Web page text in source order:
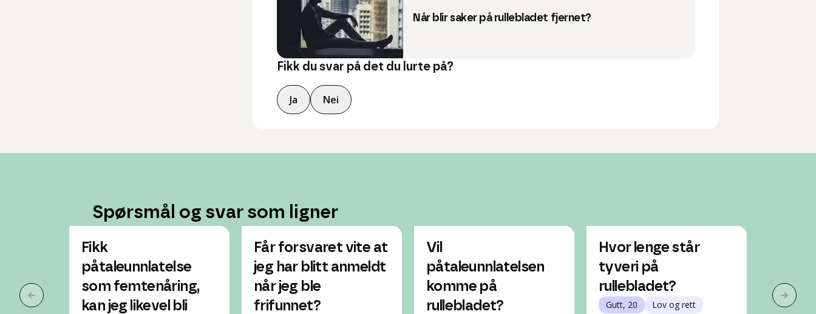
Når blir saker på rullebladet fjernet?
Fikk du svar på det du lurte på?
Ja Nei
Spørsmål og svar som ligner
Forrige slide
Fikk
påtaleunnlatelse
som femtenåring,
kan jeg likevel bli
Får forsvaret vite at
jeg har blitt anmeldt
når jeg ble
frifunnet?
Vil
påtaleunnlatelsen
komme på
rullebladet?
Hvor lenge står
tyveri på
rullebladet?
Gutt, 20 Lov og rett
Gutt, 15
Neste